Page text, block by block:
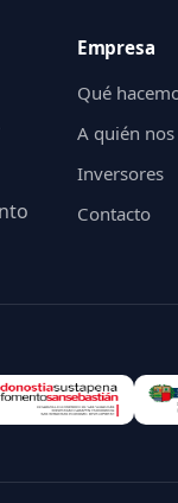
Empresa
Qué
A quién
Inversores
Contacto